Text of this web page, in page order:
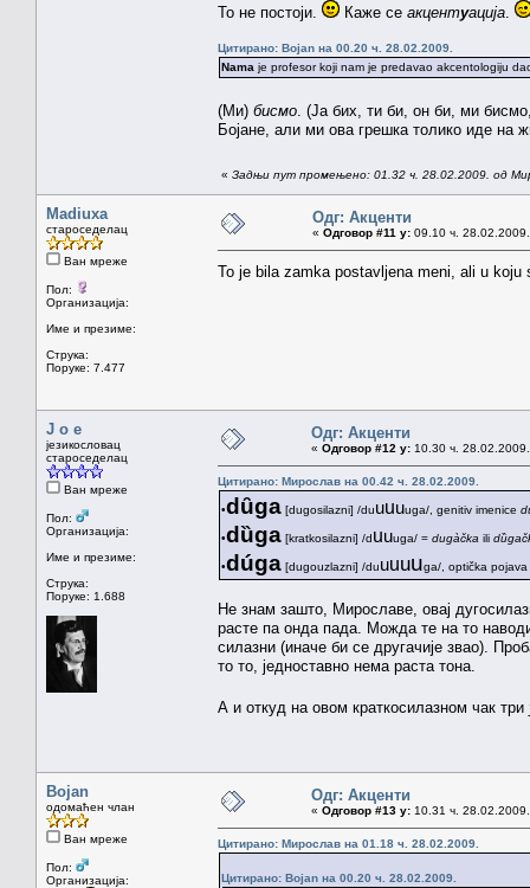
То не постоји. Каже се акцентуација
Цитирано: Bojan на 00.20 ч. 28.02.2009.
Nama je profesor koji nam je predavao akcentologiju
(Ми) бисмо . (Ја бих, ти би, он би, ми
Бојане, али ми ова грешка толико иде на
« Задњи пут промењено: 01.32 ч. 28.02.2009. од
Madiuxa
староседелац
Ван мреже
Пол:
Организација:
Име и презиме:
Струка:
Поруке: 7.477
Одг: Акценти
« Одговор #11 у: 09.10 ч.
To je bila zamka postavljena meni, ali u
J o e
језикословац
староседелац
Ван мреже
Пол:
Организација:
Име и презиме:
Струка:
Поруке: 1.688
Одг: Акценти
« Одговор #12 у: 10.30 ч.
Цитирано: Мирослав на 00.42 ч. 28.02.2009.
•dȗga [dugosilazni] /duuuuuga/, genitiv imenice
•dȕga [kratkosilazni] /duuuga/ = dugàčka ili
•dúga [dugouzlazni] /duuuuuga/, optička
Не знам зашто, Мирославе, овај
расте па онда пада. Можда те на то
силазни (иначе би се другачије звао).
то то, једноставно нема раста тона.
А и откуд на овом краткосилазном чак три
Bojan
одомаћен члан
Ван мреже
Пол:
Организација:
Одг: Акценти
« Одговор #13 у: 10.31 ч.
Цитирано: Мирослав на 01.18 ч. 28.02.2009.
Цитирано: Bojan на 00.20 ч. 28.02.2009.